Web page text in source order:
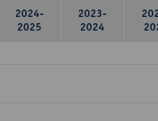
2024-
2025
2023-
2024